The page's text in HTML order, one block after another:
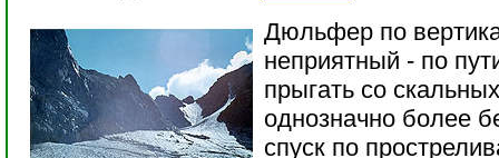
Дюльфер по
неприятный - по
прыгать со
однозначно более
спуск по